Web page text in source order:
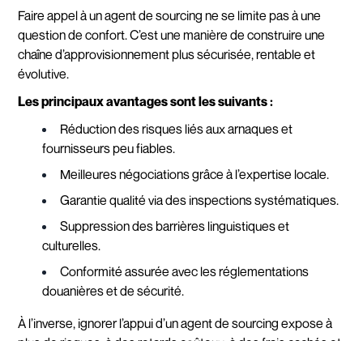
Faire appel à un agent de sourcing ne se limite pas à une
question de confort. C’est une manière de construire une
chaîne d’approvisionnement plus sécurisée, rentable et
évolutive.
Les principaux avantages sont les suivants :
Réduction des risques liés aux arnaques et
fournisseurs peu fiables.
Meilleures négociations grâce à l’expertise locale.
Garantie qualité via des inspections systématiques.
Suppression des barrières linguistiques et
culturelles.
Conformité assurée avec les réglementations
douanières et de sécurité.
À l’inverse, ignorer l’appui d’un agent de sourcing expose à